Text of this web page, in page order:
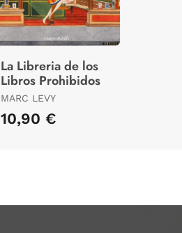
La Libreria de los
Libros Prohibidos
MARC LEVY
10,90 €